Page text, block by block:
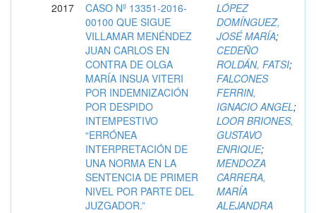
2017
CASO Nº 13351-2016-
00100 QUE SIGUE
VILLAMAR MENÉNDEZ
JUAN CARLOS EN
CONTRA DE OLGA
MARÍA INSUA VITERI
POR INDEMNIZACIÓN
POR DESPIDO
INTEMPESTIVO
“ERRÓNEA
INTERPRETACIÓN DE
UNA NORMA EN LA
SENTENCIA DE PRIMER
NIVEL POR PARTE DEL
JUZGADOR.”
LÓPEZ
DOMÍNGUEZ,
JOSÉ MARÍA;
CEDEÑO
ROLDÁN, FATSI;
FALCONES
FERRIN,
IGNACIO ANGEL;
LOOR BRIONES,
GUSTAVO
ENRIQUE;
MENDOZA
CARRERA,
MARÍA
ALEJANDRA